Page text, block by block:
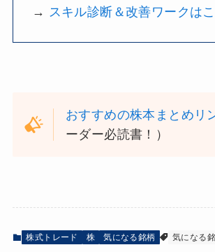
→ スキル診断＆改善ワークは
おすすめの株本まとめリ
ーダー必読書！）
株式トレード 株 気になる銘柄 気になる